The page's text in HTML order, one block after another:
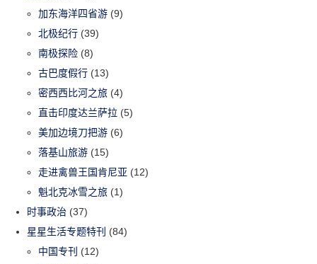
加东海洋四省游 (9)
北极纪行 (39)
南极探险 (8)
古巴度假行 (13)
密西西比河之旅 (4)
直击印度达兰萨拉 (5)
美加边境刀把游 (6)
落基山旅游 (15)
走进禽兽王国肯尼亚 (12)
魁北克冰雪之旅 (1)
时事政治 (37)
星星生活专题特刊 (84)
中国专刊 (12)